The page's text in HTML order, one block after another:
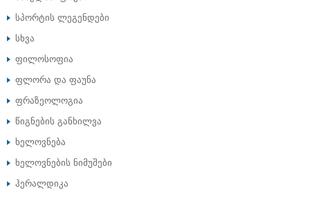
სპორტის ლეგენდები
სხვა
ფილოსოფია
ფლორა და ფაუნა
ფრაზეოლოგია
წიგნების განხილვა
ხელოვნება
ხელოვნების ნიმუშები
ჰერალდიკა